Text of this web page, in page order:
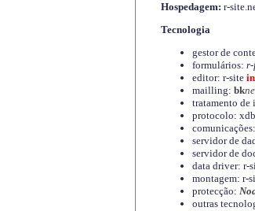
Hospedagem: r-
Tecnologia
gestor de
formulários: r-
editor: r-site
mailling: bk
tratamento de
protocolo:
servidor de
servidor de
data driver: r-
montagem: r-
protecção:
outras